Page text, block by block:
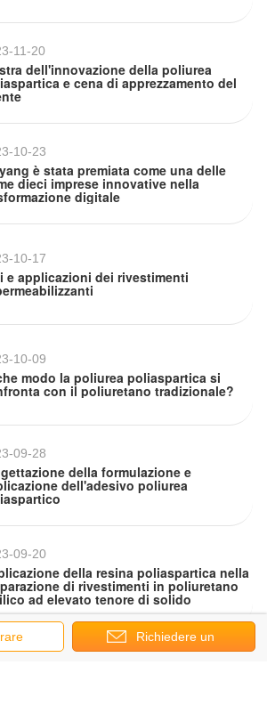
11-20
dell'innovazione della poliurea
e cena di apprezzamento del
10-23
è stata premiata come una delle
dieci imprese innovative nella
digitale
10-17
e applicazioni dei rivestimenti
10-09
modo la poliurea poliaspartica si
con il poliuretano tradizionale?
09-28
della formulazione e
dell'adesivo poliurea
09-20
della resina poliaspartica nella
di rivestimenti in poliuretano
ad elevato tenore di solido
Richiedere un